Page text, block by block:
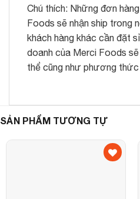
Chú thích: Những đơn
Foods sẽ nhận ship trong
khách hàng khác cần đặt
doanh của Merci Foods
thể cũng như phương thức
SẢN PHẨM TƯƠNG TỰ